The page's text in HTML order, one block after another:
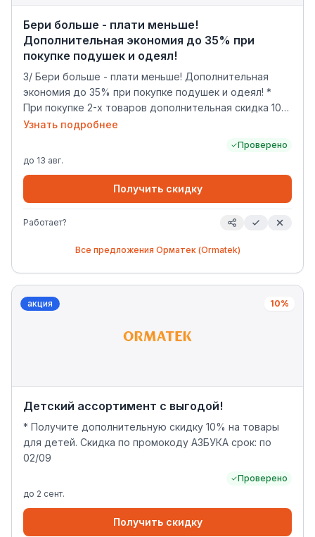
Бери больше - плати меньше!
Дополнительная экономия до 35% при
покупке подушек и одеял!
3/ Бери больше - плати меньше! Дополнительная
экономия до 35% при покупке подушек и одеял! *
При покупке 2-х товаров дополнительная скидка 10%
При покупке 3-х товаров дополнительная скидка
Узнать подробнее
Проверено
до 13 авг.
Получить скидку
Работает?
Все предложения Орматек (Ormatek)
акция 10%
Детский ассортимент с выгодой!
* Получите дополнительную скидку 10% на товары
для детей. Скидка по промокоду АЗБУКА срок: по
02/09
Проверено
до 2 сент.
Получить скидку